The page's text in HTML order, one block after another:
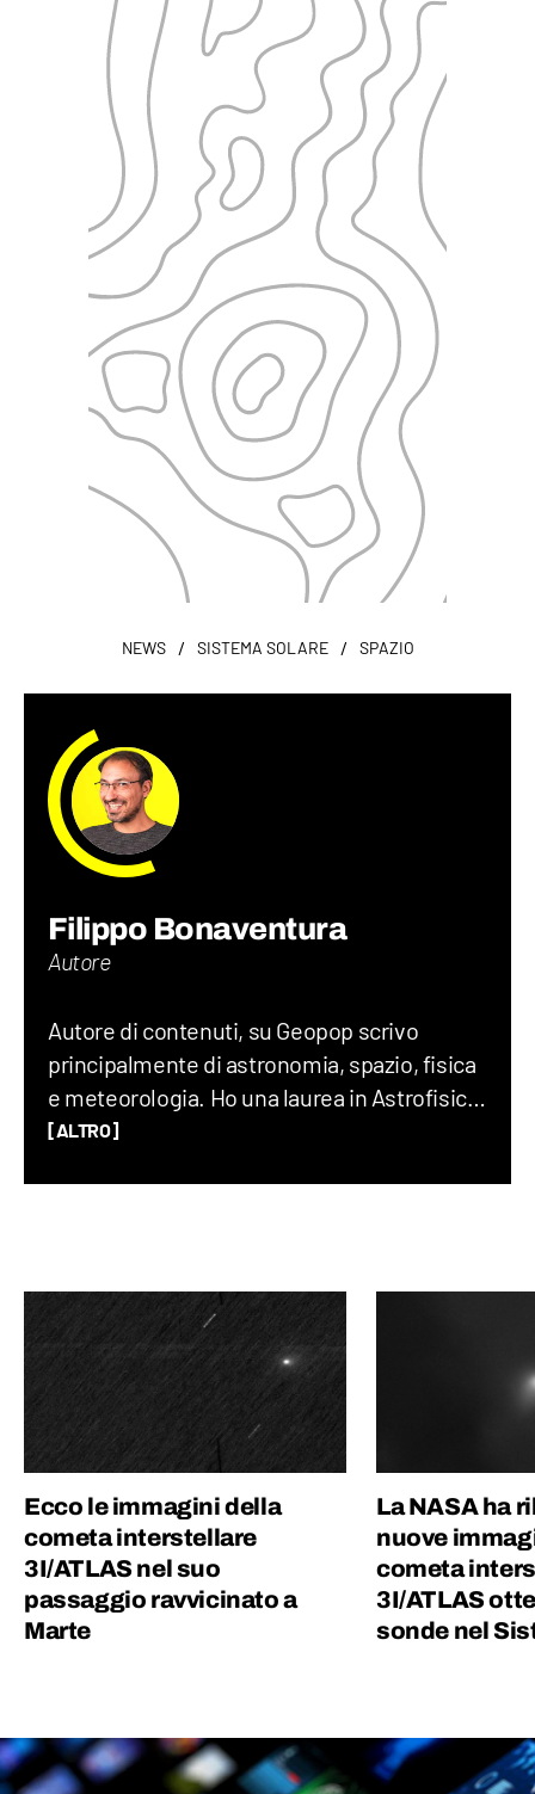
NEWS / SISTEMA SOLARE / SPAZIO
Filippo Bonaventura
Autore
Autore di contenuti, su Geopop scrivo
principalmente di astronomia, spazio, fisica
e meteorologia. Ho una laurea in Astrofisica,
un Master in Comunicazione della Scienza
[ALTRO]
Ecco le immagini della
cometa interstellare
3I/ATLAS nel suo
passaggio ravvicinato a
Marte
La NASA ha
nuove
cometa
3I/ATLAS
sonde nel